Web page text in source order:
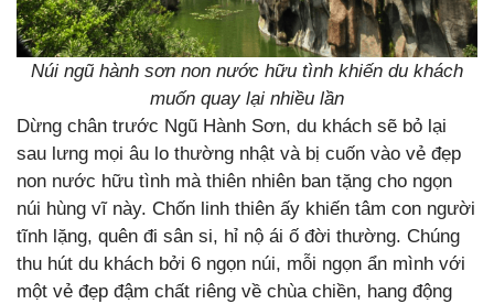
Núi ngũ hành sơn non nước hữu tình khiến du khách
muốn quay lại nhiều lần
Dừng chân trước Ngũ Hành Sơn, du khách sẽ bỏ lại
sau lưng mọi âu lo thường nhật và bị cuốn vào vẻ đẹp
non nước hữu tình mà thiên nhiên ban tặng cho ngọn
núi hùng vĩ này. Chốn linh thiên ấy khiến tâm con người
tĩnh lặng, quên đi sân si, hỉ nộ ái ố đời thường. Chúng
thu hút du khách bởi 6 ngọn núi, mỗi ngọn ẩn mình với
một vẻ đẹp đậm chất riêng về chùa chiền, hang động